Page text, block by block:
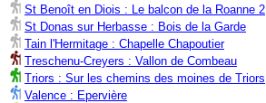
St Benoît en Diois : Le balcon de la Roanne 2
St Donas sur Herbasse : Bois de la Garde
Tain l'Hermitage : Chapelle Chapoutier
Treschenu-Creyers : Vallon de Combeau
Triors : Sur les chemins des moines de Triors
Valence : Epervière